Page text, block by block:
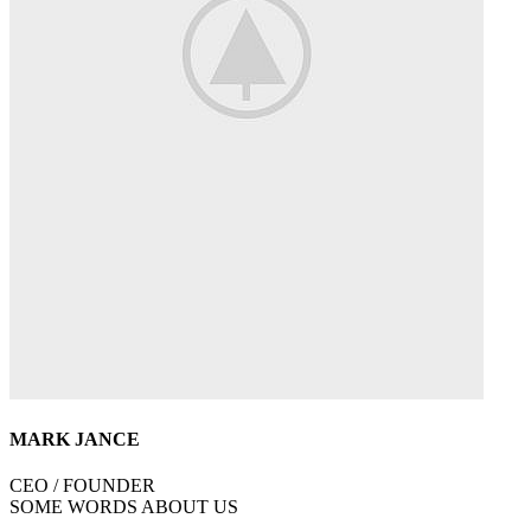
MARK JANCE
CEO / FOUNDER
SOME WORDS ABOUT US